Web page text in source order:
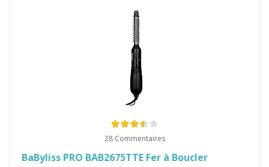
28 Commentaires
BaByliss PRO BAB2675TTE Fer à Boucler